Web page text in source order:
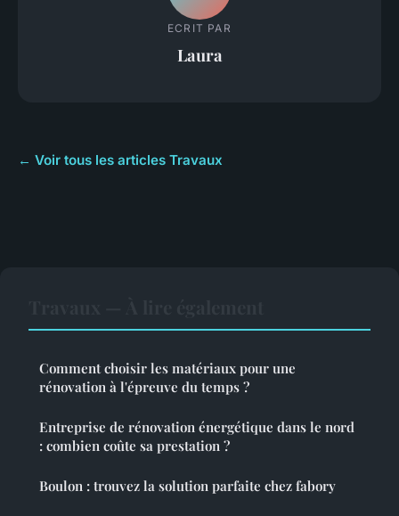
ECRIT PAR
Laura
← Voir tous les articles Travaux
Comment choisir les matériaux pour une
rénovation à l'épreuve du temps ?
Entreprise de rénovation énergétique dans le nord
: combien coûte sa prestation ?
Boulon : trouvez la solution parfaite chez fabory